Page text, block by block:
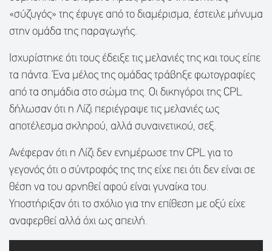
«σύζυγός» της έφυγε από το διαμέρισμα, έστειλε μήνυμα
στην ομάδα της παραγωγής.
Ισχυρίστηκε ότι τους έδειξε τις μελανιές της και τους είπε
τα πάντα. Ένα μέλος της ομάδας τράβηξε φωτογραφίες
από τα σημάδια στο σώμα της. Οι δικηγόροι της CPL
δήλωσαν ότι η Λίζι περιέγραψε τις μελανιές ως
αποτέλεσμα σκληρού, αλλά συναινετικού, σεξ.
Ανέφεραν ότι η Λίζι δεν ενημέρωσε την CPL για το
γεγονός ότι ο σύντροφός της της είχε πει ότι δεν είναι σε
θέση να του αρνηθεί αφού είναι γυναίκα του.
Υποστήριξαν ότι το σχόλιο για την επίθεση με οξύ είχε
αναφερθεί αλλά όχι ως απειλή.